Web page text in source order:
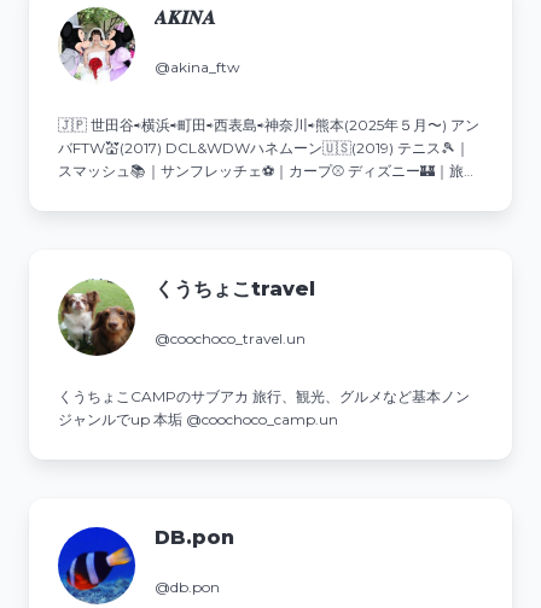
𝑨‌𝑲‌𝑰‌𝑵‌𝑨
@akina_ftw
🇯🇵 世田谷⇨横浜⇨町田⇨西表島⇨神奈川⇨熊本(2025年５月〜) アン
バFTW💒(2017) DCL&WDWハネムーン🇺🇸(2019) テニス🎾｜
スマッシュ📚｜サンフレッチェ⚽️｜カープ⚾️ ディズニー🏰｜旅行
くうちょこtravel
@coochoco_travel.un
くうちょこCAMPのサブアカ 旅行、観光、グルメなど基本ノン
ジャンルでup 本垢 @coochoco_camp.un
DB.pon
@db.pon